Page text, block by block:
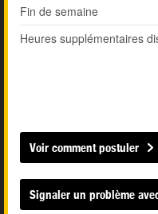
Fin de semaine
Heures supplémentaires
Voir comment postuler
Signaler un problème